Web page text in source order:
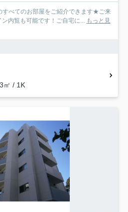
べてのお部屋をご紹介できます★ご来
内覧も可能です！ご自宅に...
もっと見
㎡ / 1K